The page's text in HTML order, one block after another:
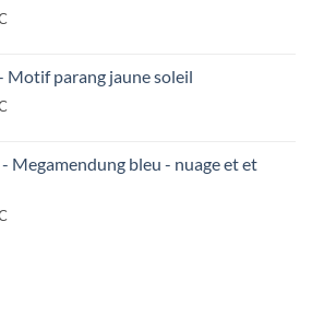
Motif parang jaune soleil
Megamendung bleu - nuage et et